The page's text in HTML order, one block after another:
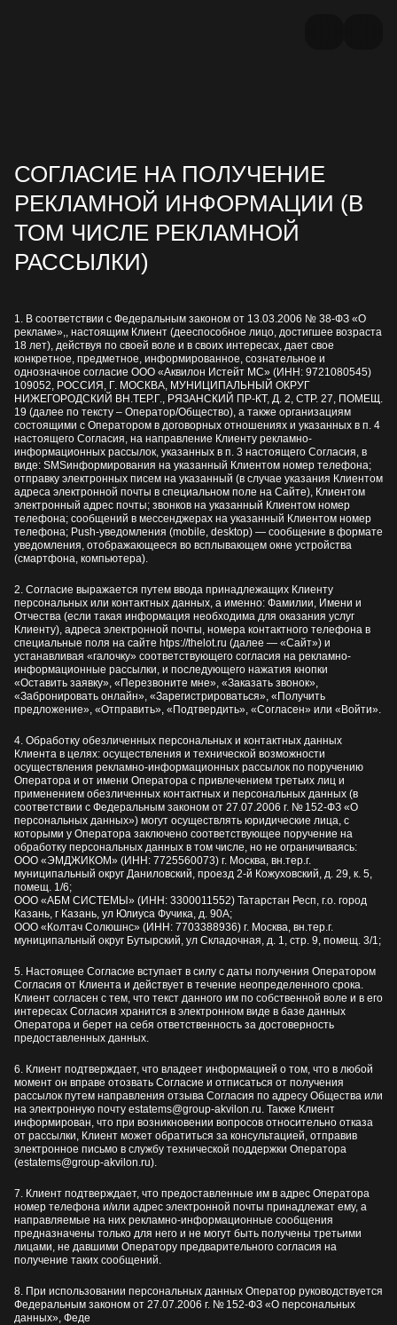
СОГЛАСИЕ НА ПОЛУЧЕНИЕ
РЕКЛАМНОЙ ИНФОРМАЦИИ (В
ТОМ ЧИСЛЕ РЕКЛАМНОЙ
РАССЫЛКИ)
1. В соответствии с Федеральным законом от 13.03.2006 № 38-ФЗ «О
рекламе»,, настоящим Клиент (дееспособное лицо, достигшее возраста
18 лет), действуя по своей воле и в своих интересах, дает свое
конкретное, предметное, информированное, сознательное и
однозначное согласие ООО «Аквилон Истейт МС» (ИНН: 9721080545)
109052, РОССИЯ, Г. МОСКВА, МУНИЦИПАЛЬНЫЙ ОКРУГ
НИЖЕГОРОДСКИЙ ВН.ТЕР.Г., РЯЗАНСКИЙ ПР-КТ, Д. 2, СТР. 27, ПОМЕЩ.
19 (далее по тексту – Оператор/Общество), а также организациям
состоящими с Оператором в договорных отношениях и указанных в п. 4
настоящего Согласия, на направление Клиенту рекламно-
информационных рассылок, указанных в п. 3 настоящего Согласия, в
виде: SMSинформирования на указанный Клиентом номер телефона;
отправку электронных писем на указанный (в случае указания Клиентом
адреса электронной почты в специальном поле на Сайте), Клиентом
электронный адрес почты; звонков на указанный Клиентом номер
телефона; сообщений в мессенджерах на указанный Клиентом номер
телефона; Push-уведомления (mobile, desktop) — сообщение в формате
уведомления, отображающееся во всплывающем окне устройства
(смартфона, компьютера).
2. Согласие выражается путем ввода принадлежащих Клиенту
персональных или контактных данных, а именно: Фамилии, Имени и
Отчества (если такая информация необходима для оказания услуг
Клиенту), адреса электронной почты, номера контактного телефона в
специальные поля на сайте htps://thelot.ru (далее — «Сайт») и
устанавливая «галочку» соответствующего согласия на рекламно-
информационные рассылки, и последующего нажатия кнопки
«Оставить заявку», «Перезвоните мне», «Заказать звонок»,
«Забронировать онлайн», «Зарегистрироваться», «Получить
предложение», «Отправить», «Подтвердить», «Согласен» или «Войти».
4. Обработку обезличенных персональных и контактных данных
Клиента в целях: осуществления и технической возможности
осуществления рекламно-информационных рассылок по поручению
Оператора и от имени Оператора с привлечением третьих лиц и
применением обезличенных контактных и персональных данных (в
соответствии с Федеральным законом от 27.07.2006 г. № 152-ФЗ «О
персональных данных») могут осуществлять юридические лица, с
которыми у Оператора заключено соответствующее поручение на
обработку персональных данных в том числе, но не ограничиваясь:
ООО «ЭМДЖИКОМ» (ИНН: 7725560073) г. Москва, вн.тер.г.
муниципальный округ Даниловский, проезд 2-й Кожуховский, д. 29, к. 5,
помещ. 1/6;
ООО «АБМ СИСТЕМЫ» (ИНН: 3300011552) Татарстан Респ, г.о. город
Казань, г Казань, ул Юлиуса Фучика, д. 90А;
ООО «Колтач Солюшнс» (ИНН: 7703388936) г. Москва, вн.тер.г.
муниципальный округ Бутырский, ул Складочная, д. 1, стр. 9, помещ. 3/1;
5. Настоящее Согласие вступает в силу с даты получения Оператором
Согласия от Клиента и действует в течение неопределенного срока.
Клиент согласен с тем, что текст данного им по собственной воле и в его
интересах Согласия хранится в электронном виде в базе данных
Оператора и берет на себя ответственность за достоверность
предоставленных данных.
6. Клиент подтверждает, что владеет информацией о том, что в любой
момент он вправе отозвать Согласие и отписаться от получения
рассылок путем направления отзыва Согласия по адресу Общества или
на электронную почту estatems@group-akvilon.ru. Также Клиент
информирован, что при возникновении вопросов относительно отказа
от рассылки, Клиент может обратиться за консультацией, отправив
электронное письмо в службу технической поддержки Оператора
(estatems@group-akvilon.ru).
7. Клиент подтверждает, что предоставленные им в адрес Оператора
номер телефона и/или адрес электронной почты принадлежат ему, а
направляемые на них рекламно-информационные сообщения
предназначены только для него и не могут быть получены третьими
лицами, не давшими Оператору предварительного согласия на
получение таких сообщений.
8. При использовании персональных данных Оператор руководствуется
Федеральным законом от 27.07.2006 г. № 152-ФЗ «О персональных
данных», Феде